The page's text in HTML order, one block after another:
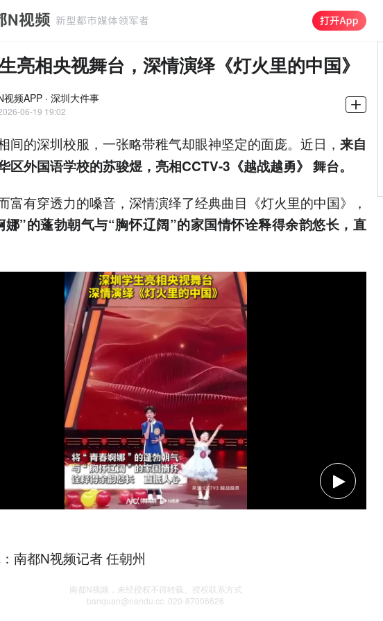
亮相央视舞台，深情演绎《灯火里的中国》
视频APP · 深圳大件事
06-19 19:02
间的深圳校服，一张略带稚气却眼神坚定的面庞。近日， 来自
区外国语学校的苏骏煜，亮相CCTV-3《越战越勇》 舞台。
富有穿透力的嗓音，深情演绎了经典曲目《灯火里的中国》，
娜”的蓬勃朝气与“胸怀辽阔”的家国情怀诠释得余韵悠长，直
南都N视频记者 任朝州
南都N视频，未经授权不得转载、授权联系方式
banquan@nandu.cc. 020-87006626